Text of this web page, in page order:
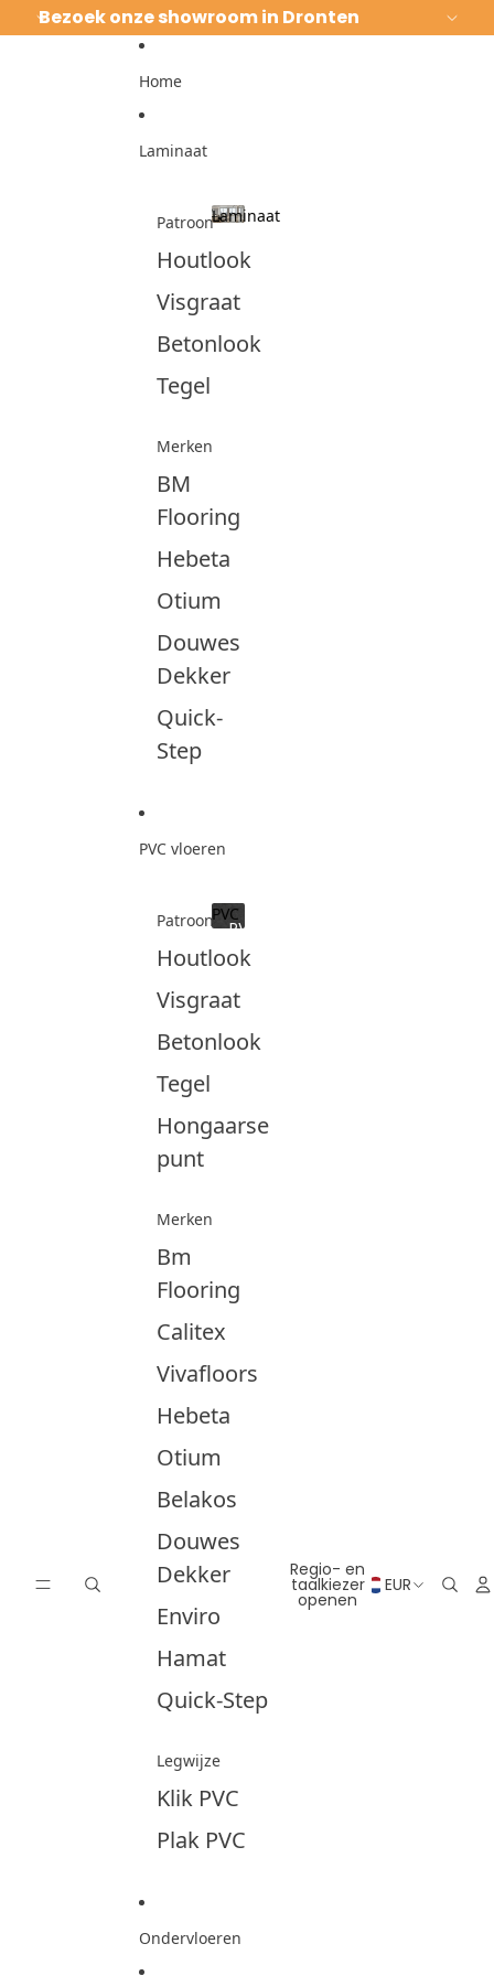
Bezoek onze showroom in Dronten
Home
Laminaat
Patroon
Houtlook
Visgraat
Betonlook
Tegel
Merken
BM
Flooring
Hebeta
Otium
Douwes
Dekker
Quick-
Step
Laminaat
PVC vloeren
Patroon
Houtlook
Visgraat
Betonlook
Tegel
Hongaarse
punt
Merken
Bm
Flooring
Calitex
Vivafloors
Hebeta
Otium
Belakos
Douwes
Dekker
Enviro
Hamat
Quick-Step
Legwijze
Klik PVC
Plak PVC
PVC
PVC
Ondervloeren
Regio- en
taalkiezer
openen
EUR